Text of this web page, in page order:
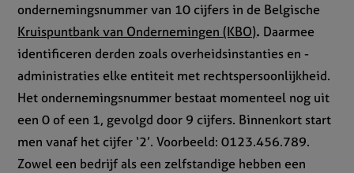
ondernemingsnummer van 10 cijfers in de Belgische
Kruispuntbank van Ondernemingen (KBO). Daarmee
identificeren derden zoals overheidsinstanties en -
administraties elke entiteit met rechtspersoonlijkheid.
Het ondernemingsnummer bestaat momenteel nog uit
een 0 of een 1, gevolgd door 9 cijfers. Binnenkort start
men vanaf het cijfer ‘2’. Voorbeeld: 0123.456.789.
Zowel een bedrijf als een zelfstandige hebben een